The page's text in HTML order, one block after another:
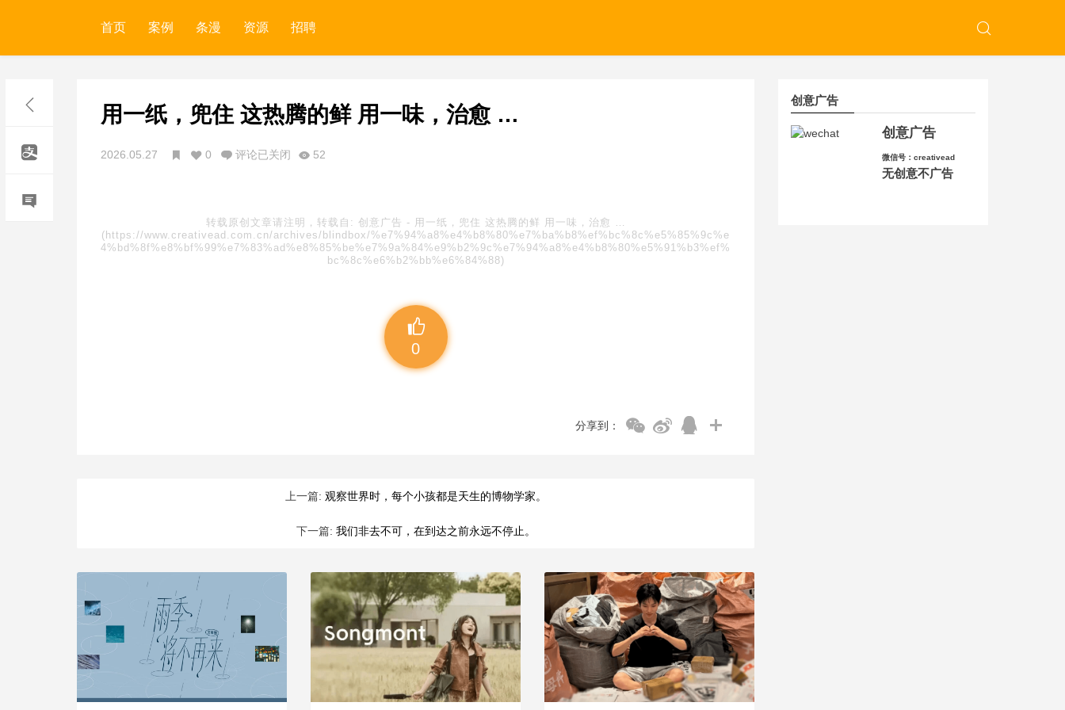
首页 案例 条漫 资源 招聘
用一纸，兜住 这热腾的鲜 用一味，治愈 …
2026.05.27 0 评论已关闭 52
转载原创文章请注明，转载自: 创意广告 - 用一纸，兜住 这热腾的鲜 用一味，治愈 …
(https://www.creativead.com.cn/archives/blindbox/%e7%94%a8%e4%b8%80%e7%ba%b8%ef%bc%8c%e5%85%9c%e
4%bd%8f%e8%bf%99%e7%83%ad%e8%85%be%e7%9a%84%e9%b2%9c%e7%94%a8%e4%b8%80%e5%91%b3%ef%
bc%8c%e6%b2%bb%e6%84%88)
0
分享到：
上一篇: 观察世界时，每个小孩都是天生的博物学家。
下一篇: 我们非去不可，在到达之前永远不停止。
创意广告
创意广告
微信号：creativead
无创意不广告